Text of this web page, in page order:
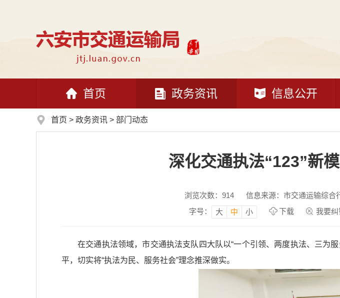
首页 政务资讯 信息公开
首页 > 政务资讯 > 部门动态
深化交通执法“123”新
浏览次数： 914 信息来源：市交通运输综合
字号：
大 中 小 下载 我要纠
在交通执法领域，市交通执法支队四大队以“一个引领、两度执法、三为
平，切实将“执法为民、服务社会”理念推深做实。